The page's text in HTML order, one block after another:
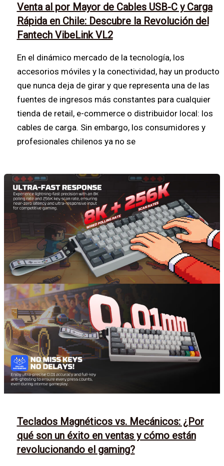
Venta al por Mayor de Cables USB-C y Carga
Rápida en Chile: Descubre la Revolución del
Fantech VibeLink VL2
En el dinámico mercado de la tecnología, los
accesorios móviles y la conectividad, hay un producto
que nunca deja de girar y que representa una de las
fuentes de ingresos más constantes para cualquier
tienda de retail, e-commerce o distribuidor local: los
cables de carga. Sin embargo, los consumidores y
profesionales chilenos ya no se
Teclados Magnéticos vs. Mecánicos: ¿Por
qué son un éxito en ventas y cómo están
revolucionando el gaming?